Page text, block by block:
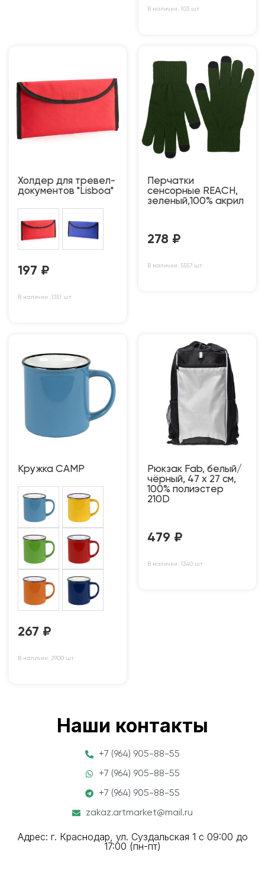
В наличии: 103 шт
Холдер для тревел-
документов "Lisboa"
197 ₽
В наличии: 1351 шт
Перчатки
сенсорные REACH,
зеленый,100% акрил
278 ₽
В наличии: 5557 шт
Кружка CAMP
267 ₽
В наличии: 2900 шт
Рюкзак Fab, белый/
чёрный, 47 x 27 см,
100% полиэстер
210D
479 ₽
В наличии: 1340 шт
Наши контакты
+7 (964) 905-88-55
+7 (964) 905-88-55
+7 (964) 905-88-55
zakaz.artmarket@mail.ru
Адрес: г. Краснодар, ул. Суздальская 1 с 09:00 до
17:00 (пн-пт)